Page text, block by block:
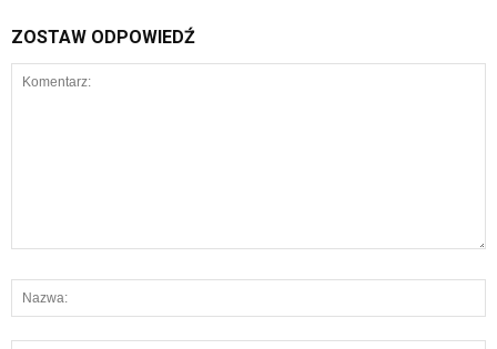
ZOSTAW ODPOWIEDŹ